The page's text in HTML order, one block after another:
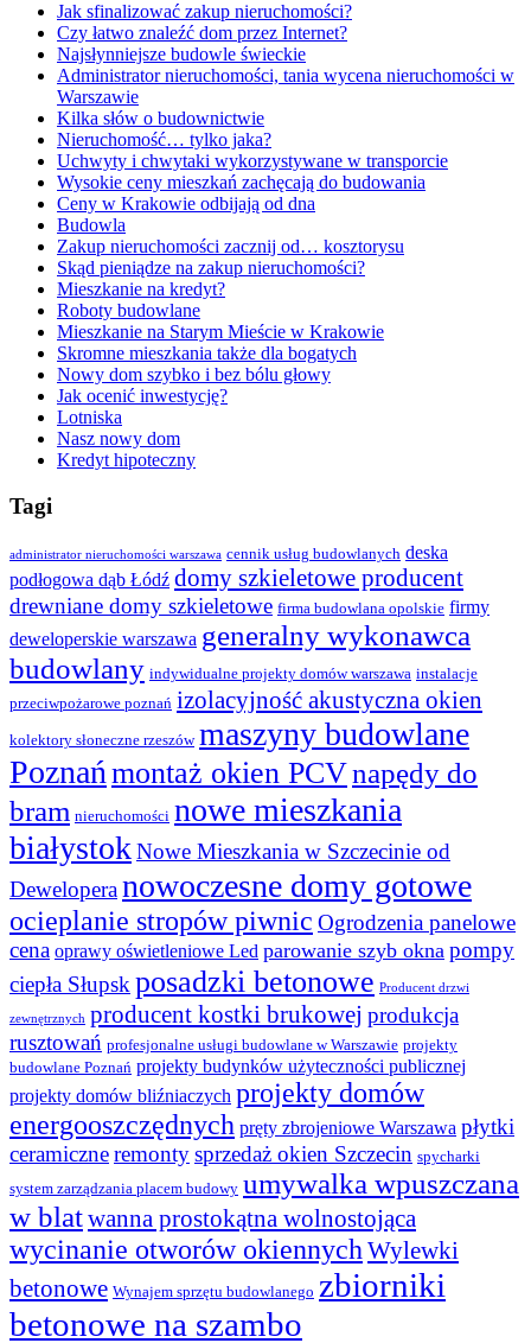
Jak sfinalizować zakup nieruchomości?
Czy łatwo znaleźć dom przez Internet?
Najsłynniejsze budowle świeckie
Administrator nieruchomości, tania wycena nieruchomości w
Warszawie
Kilka słów o budownictwie
Nieruchomość… tylko jaka?
Uchwyty i chwytaki wykorzystywane w transporcie
Wysokie ceny mieszkań zachęcają do budowania
Ceny w Krakowie odbijają od dna
Budowla
Zakup nieruchomości zacznij od… kosztorysu
Skąd pieniądze na zakup nieruchomości?
Mieszkanie na kredyt?
Roboty budowlane
Mieszkanie na Starym Mieście w Krakowie
Skromne mieszkania także dla bogatych
Nowy dom szybko i bez bólu głowy
Jak ocenić inwestycję?
Lotniska
Nasz nowy dom
Kredyt hipoteczny
Tagi
administrator nieruchomości warszawa cennik usług budowlanych deska
podłogowa dąb Łódź domy szkieletowe producent
drewniane domy szkieletowe firma budowlana opolskie firmy
deweloperskie warszawa generalny wykonawca
budowlany indywidualne projekty domów warszawa instalacje
przeciwpożarowe poznań izolacyjność akustyczna okien
kolektory słoneczne rzeszów maszyny budowlane
Poznań montaż okien PCVnapędy do
bram nieruchomości nowe mieszkania
białystokNowe Mieszkania w Szczecinie od
Deweloperanowoczesne domy gotowe
ocieplanie stropów piwnic Ogrodzenia panelowe
cena oprawy oświetleniowe Led parowanie szyb okna pompy
ciepła Słupsk posadzki betonowe Producent drzwi
zewnętrznych producent kostki brukowej produkcja
rusztowań profesjonalne usługi budowlane w Warszawie projekty
budowlane Poznań projekty budynków użyteczności publicznej
projekty domów bliźniaczych projekty domów
energooszczędnych pręty zbrojeniowe Warszawa płytki
ceramiczneremontysprzedaż okien Szczecin spycharki
system zarządzania placem budowy umywalka wpuszczana
w blatwanna prostokątna wolnostojąca
wycinanie otworów okiennych Wylewki
betonowe Wynajem sprzętu budowlanego zbiorniki
betonowe na szambo